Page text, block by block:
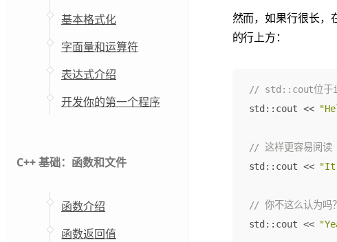
基本格式化
字面量和运算符
表达式介绍
开发你的第一个程序
C++ 基础：函数和文件
函数介绍
函数返回值
然而，如果行很长，
的行上方：
std :: cout <<
// 这样更容易阅读
std :: cout << "It
std :: cout <<